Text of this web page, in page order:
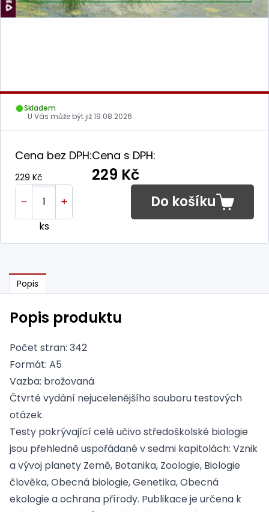
Skladem
U Vás může být již19.08.2026
Cena bez DPH:
229 Kč
Cena s DPH:
229 Kč
ks
Do košíku
Popis
Popis produktu
Počet stran: 342
Formát: A5
Vazba: brožovaná
Čtvrté vydání nejucelenějšího souboru testových
otázek.
Testy pokrývající celé učivo středoškolské biologie
jsou přehledně uspořádané v sedmi kapitolách: Vznik
a vývoj planety Země, Botanika, Zoologie, Biologie
člověka, Obecná biologie, Genetika, Obecná
ekologie a ochrana přírody. Publikace je určena k